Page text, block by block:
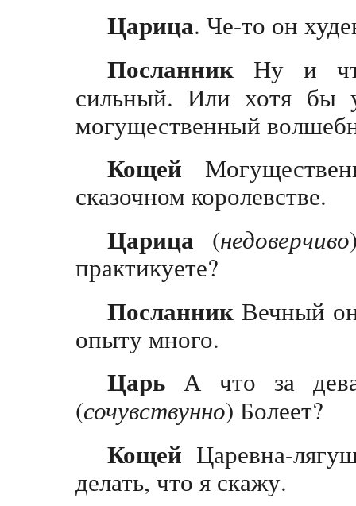
Царица. Че-то он
Посланник Ну и
сильный. Или хотя бы
могущественный
Кощей
сказочном королевстве.
Царица (недоверчиво
практикуете?
Посланник Вечный
опыту много.
Царь А что за
(сочувствунно) Болеет?
Кощей Царевна-
делать, что я скажу.